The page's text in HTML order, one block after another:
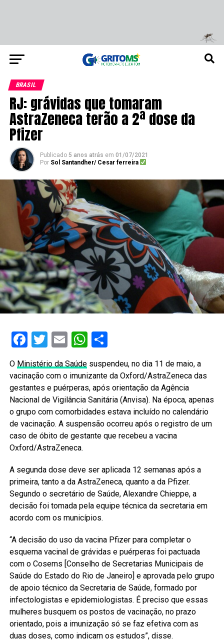
BRASIL
RJ: grávidas que tomaram
AstraZeneca terão a 2ª dose da
Pfizer
Publicado 5 anos atrás em 01/07/2021
Por Sol Santandher/ Cesar ferreira
Facebook
Twitter
EmailWhatsApp
Share
O Ministério da Saúdesuspendeu, no dia 11 de maio, a
vacinação com o imunizante da Oxford/AstraZeneca das
gestantes e puérperas, após orientação da Agência
Nacional de Vigilância Sanitária (Anvisa). Na época, apenas
o grupo com comorbidades estava incluído no calendário
de vacinação. A suspensão ocorreu após o registro de um
caso de óbito de gestante que recebeu a vacina
Oxford/AstraZeneca.
A segunda dose deve ser aplicada 12 semanas após a
primeira, tanto a da AstraZeneca, quanto a da Pfizer.
Segundo o secretário de Saúde, Alexandre Chieppe, a
decisão foi tomada pela equipe técnica da secretaria em
acordo com os municípios.
“A decisão do uso da vacina Pfizer para completar o
esquema vacinal de grávidas e puérperas foi pactuada
com o Cosems [Conselho de Secretarias Municipais de
Saúde do Estado do Rio de Janeiro] e aprovada pelo grupo
de apoio técnico da Secretaria de Saúde, formado por
infectologistas e epidemiologistas. É preciso que essas
mulheres busquem os postos de vacinação, no prazo
orientado, pois a imunização só se faz efetiva com as
duas doses, como indicam os estudos”, disse.